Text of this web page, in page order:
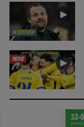
INTERVIEW
►
MEDIE ►